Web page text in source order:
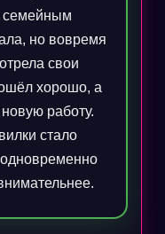
семейным
но вовремя
свои
хорошо, а
работу.
стало